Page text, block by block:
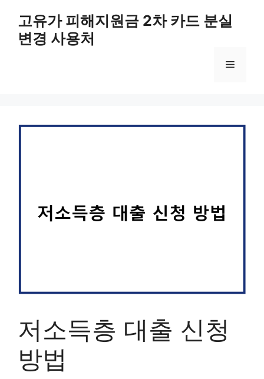
고유가 피해지원금 2차 카드 분실
변경 사용처
메
저소득층 대출 신청
방법